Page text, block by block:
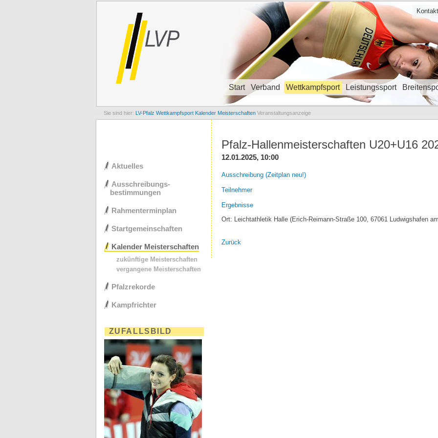
Kontakt
Navigation überspringen
Start Verband Wettkampfsport Leistungssport
LV-Pfalz Wettkampfsport Kalender Meisterschaften Veranstaltungsanzeige
Pfalz-Hallenmeisterschaften U20+U16
12.01.2025, 10:00
Ausschreibung (Zeitplan neu!)
Teilnehmer
Ergebnisse
Ort: Leichtathletik Halle (Erich-Reimann-Straße 100, 67061 Ludwigshafen
Zurück
Navigation
überspringen
Aktuelles
Ausschreibungs-
bestimmungen
Rahmenterminplan
Startgemeinschaften
Kalender Meisterschaften
zukünftige Meisterschaften
vergangene Meisterschaften
Pfalzrekorde
Kampfrichter
ZUFALLSBILD